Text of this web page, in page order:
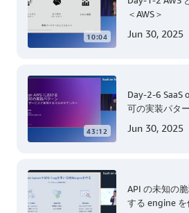
10:04
＜AWS＞
Jun 30, 2025
43:12
Day-2-6 SaaS
可の実装パタ
Jun 30, 2025
API の未知の
する engine